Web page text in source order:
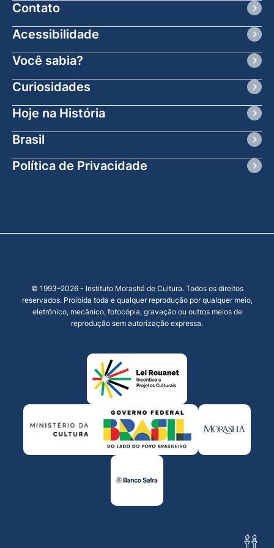
Contato
Acessibilidade
Você sabia?
Curiosidades
Hoje na História
Brasil
Política de Privacidade
© 1993–2026 - Instituto Morashá de Cultura. Todos os direitos
reservados. Proibida toda e qualquer reprodução por qualquer meio,
eletrônico, mecânico, fotocópia, gravação ou outros meios de
reprodução sem autorização expressa.